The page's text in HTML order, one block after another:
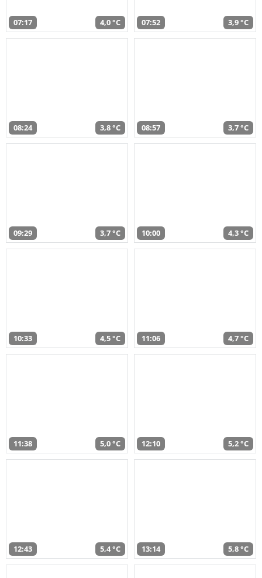
07:17 4,0 °C 07:52 3,9 °C
08:24 3,8 °C 08:57 3,7 °C
09:29 3,7 °C 10:00 4,3 °C
10:33 4,5 °C 11:06 4,7 °C
11:38 5,0 °C 12:10 5,2 °C
12:43 5,4 °C 13:14 5,8 °C